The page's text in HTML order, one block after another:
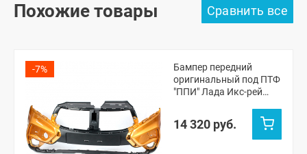
Похожие товары
-7%
Бампер передний
оригинальный под ПТФ
"ППИ" Лада Икс-рей
14 320 руб.